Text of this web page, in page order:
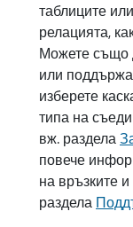
таблиците
релацията,
Можете също
или
изберете
типа на
вж. раздела
повече
на връзките
раздела